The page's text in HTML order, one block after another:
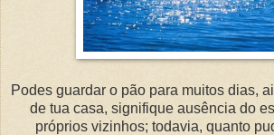
Podes guardar o pão para muitos dias,
de tua casa, signifique ausência do
próprios vizinhos; todavia, quanto